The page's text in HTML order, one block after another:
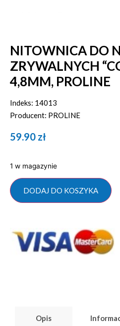
NITOWNICA DO
ZRYWALNYCH
4,8MM, PROLINE
Indeks: 14013
Producent: PROLINE
59.90 zł
1 w magazynie
DODAJ DO KOSZYKA
Opis